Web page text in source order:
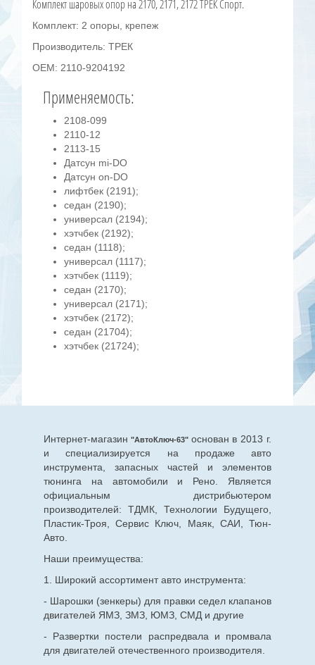
Комплект шаровых опор на 2170, 2171, 2172 ТРЕК Спорт.
Комплект: 2 опоры, крепеж
Производитель: ТРЕК
OEM: 2110-9204192
Применяемость:
2108-099
2110-12
2113-15
Датсун mi-DO
Датсун on-DO
лифтбек (2191);
седан (2190);
универсал (2194);
хэтчбек (2192);
седан (1118);
универсал (1117);
хэтчбек (1119);
седан (2170);
универсал (2171);
хэтчбек (2172);
седан (21704);
хэтчбек (21724);
Интернет-магазин "АвтоКлюч-63" основан в 2013 г.
и специализируется на продаже авто
инструмента, запасных частей и элементов
тюнинга на автомобили и Рено. Является
официальным дистрибьютером
производителей: ТДМК, Технологии Будущего,
Пластик-Троя, Сервис Ключ, Маяк, САИ, Тюн-
Авто.
Наши преимущества:
1. Широкий ассортимент авто инструмента:
- Шарошки (зенкеры) для правки седел клапанов
двигателей ЯМЗ, ЗМЗ, ЮМЗ, СМД и другие
- Развертки постели распредвала и промвала
для двигателей отечественного производителя.